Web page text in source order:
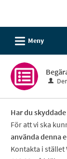
tjänster
Växjö
kommun
L Meny
Har du
För att vi ska
använda denna
Kontakta i stället